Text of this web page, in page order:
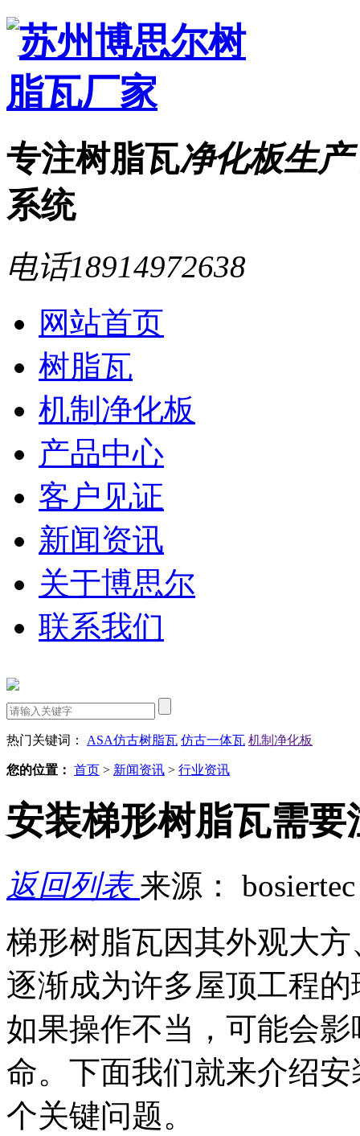
专注树脂瓦净化板生产
系统
电话18914972638
网站首页
树脂瓦
机制净化板
产品中心
客户见证
新闻资讯
关于博思尔
联系我们
热门关键词： ASA仿古树脂瓦 仿古一体瓦 机制净化板
您的位置： 首页 > 新闻资讯 > 行业资讯
安装梯形树脂瓦需
返回列表来源：
梯形树脂瓦因其外观大
逐渐成为许多屋顶工程
如果操作不当，可能会
命。下面我们就来介绍
个关键问题。